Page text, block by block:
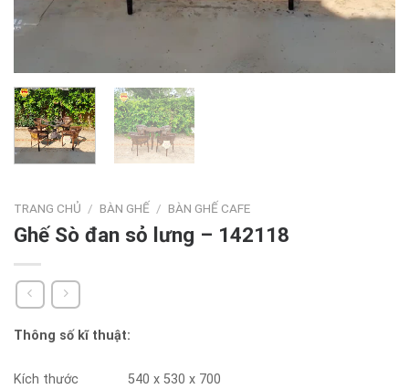
TRANG CHỦ / BÀN GHẾ / BÀN GHẾ CAFE
Ghế Sò đan sỏ lưng – 142118
Thông số kĩ thuật:
Kích thước
540 x 530 x 700